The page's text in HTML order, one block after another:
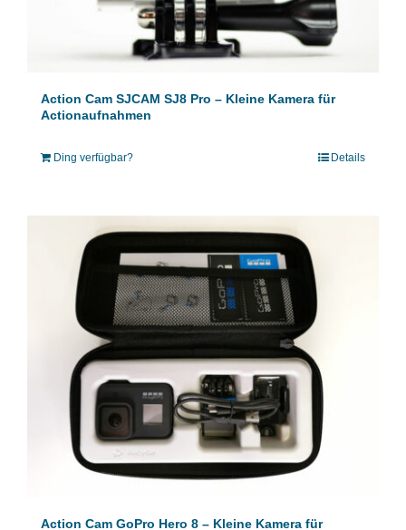
Action Cam SJCAM SJ8 Pro – Kleine Kamera für
Actionaufnahmen
Ding verfügbar? Details
Action Cam GoPro Hero 8 – Kleine Kamera für